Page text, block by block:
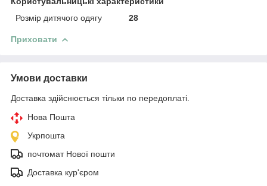
Розмір дитячого одягу
28
Приховати
Умови доставки
Доставка здійснюється тільки по передоплаті.
Нова Пошта
Укрпошта
почтомат Нової пошти
Доставка кур'єром